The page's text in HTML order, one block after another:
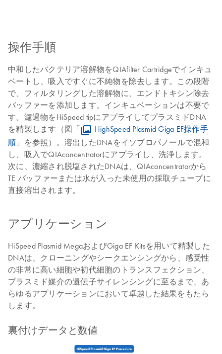
操作手順
中和したバクテリア溶解物をQIAfilter Cartridgeでインキュ
ベートし、吸入ですぐに不純物を除去します。この段階
で、フィルタリングした溶解物に、エンドトキシン除去
バッファーを添加します。インキュベーションは不要で
す。濾過物をHiSpeed tipにアプライしてプラスミドDNA
を精製します（図「
HighSpeed Plasmid Giga EF操作手
順 」を参照）。溶出したDNAをイソプロパノールで混和
し、吸入でQIAconcentratorにアプライし、洗浄します。
次に、濃縮され脱塩されたDNAは、QIAconcentratorから
TE バッファーまたは水が入った未使用の採取チューブに
直接溶出されます。
アプリケーション
HiSpeed Plasmid MegaおよびGiga EF Kitsを用いて精製した
DNAは、クローニングやシークエンシングから、感受性
の非常に高い細胞や初代細胞のトランスフェクション、
プラスミド媒介の遺伝子サイレンシングに至るまで、あ
らゆるアプリケーションにおいて卓越した結果をもたら
します。
裏付けデータと数値